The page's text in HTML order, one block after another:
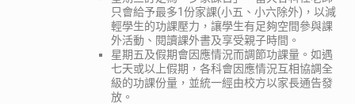
只會給予最多1份家課(小五、小六除外)，以減
輕學生的功課壓力，讓學生有足夠空間參與課
外活動、閱讀課外書及享受親子時間。
星期五及假期會因應情況而調節功課量。如遇
七天或以上假期，各科會因應情況互相協調全
級的功課份量，並統一經由校方以家長通告發
放。